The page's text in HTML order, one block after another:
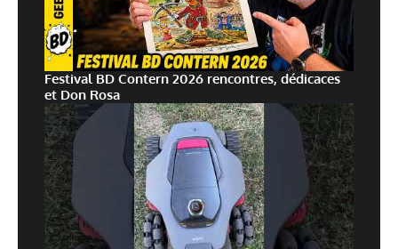
Festival BD Contern 2026 rencontres, dédicaces
et Don Rosa